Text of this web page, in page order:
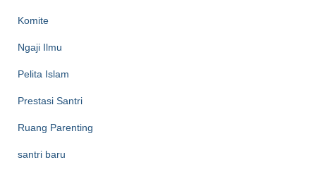
Komite
Ngaji Ilmu
Pelita Islam
Prestasi Santri
Ruang Parenting
santri baru